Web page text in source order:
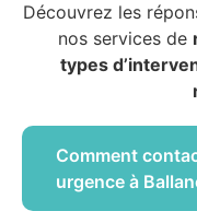
Découvrez les
nos services de
types
Comment
urgence à